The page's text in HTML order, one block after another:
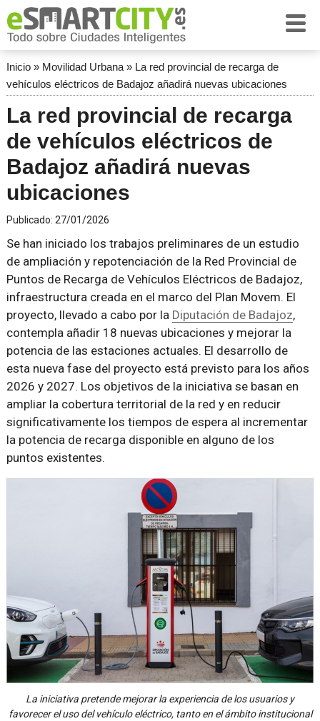
Inicio» Movilidad Urbana» La red provincial de recarga de
vehículos eléctricos de Badajoz añadirá nuevas ubicaciones
La red provincial de recarga
de vehículos eléctricos de
Badajoz añadirá nuevas
ubicaciones
Publicado: 27/01/2026
Se han iniciado los trabajos preliminares de un estudio
de ampliación y repotenciación de la Red Provincial de
Puntos de Recarga de Vehículos Eléctricos de Badajoz,
infraestructura creada en el marco del Plan Movem. El
proyecto, llevado a cabo por la Diputación de Badajoz,
contempla añadir 18 nuevas ubicaciones y mejorar la
potencia de las estaciones actuales. El desarrollo de
esta nueva fase del proyecto está previsto para los años
2026 y 2027. Los objetivos de la iniciativa se basan en
ampliar la cobertura territorial de la red y en reducir
significativamente los tiempos de espera al incrementar
la potencia de recarga disponible en alguno de los
puntos existentes.
La iniciativa pretende mejorar la experiencia de los usuarios y
favorecer el uso del vehículo eléctrico, tanto en el ámbito institucional